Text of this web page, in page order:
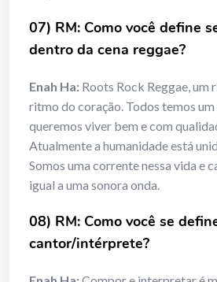
07) RM: Como você define
dentro da cena reggae?
Enah Ha: Roots Rock Reggae, um
ritmo do coração. Todos temos
queremos viver bem e com
Atualmente a humanidade está
Somos uma corrente nessa vida e
igual a uma sonora onda.
08) RM: Como você se
cantor/intérprete?